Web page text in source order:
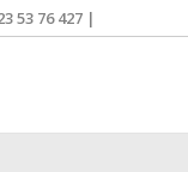
53 76 427 |